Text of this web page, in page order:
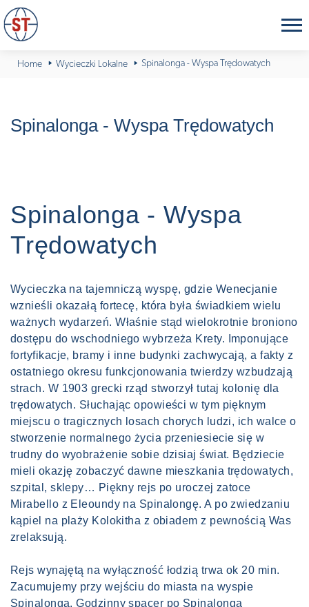
Home Wycieczki Lokalne Spinalonga - Wyspa Trędowatych
Spinalonga - Wyspa Trędowatych
Spinalonga - Wyspa
Trędowatych
Wycieczka na tajemniczą wyspę, gdzie Wenecjanie
wznieśli okazałą fortecę, która była świadkiem wielu
ważnych wydarzeń. Właśnie stąd wielokrotnie broniono
dostępu do wschodniego wybrzeża Krety. Imponujące
fortyfikacje, bramy i inne budynki zachwycają, a fakty z
ostatniego okresu funkcjonowania twierdzy wzbudzają
strach. W 1903 grecki rząd stworzył tutaj kolonię dla
trędowatych. Słuchając opowieści w tym pięknym
miejscu o tragicznych losach chorych ludzi, ich walce o
stworzenie normalnego życia przeniesiecie się w
trudny do wyobrażenie sobie dzisiaj świat. Będziecie
mieli okazję zobaczyć dawne mieszkania trędowatych,
szpital, sklepy… Piękny rejs po uroczej zatoce
Mirabello z Eleoundy na Spinalongę. A po zwiedzaniu
kąpiel na plaży Kolokitha z obiadem z pewnością Was
zrelaksują.
Rejs wynajętą na wyłączność łodzią trwa ok 20 min.
Zacumujemy przy wejściu do miasta na wyspie
Spinalonga. Godzinny spacer po Spinalonga